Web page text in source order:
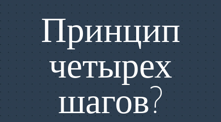
Принцип
четырех
шагов?